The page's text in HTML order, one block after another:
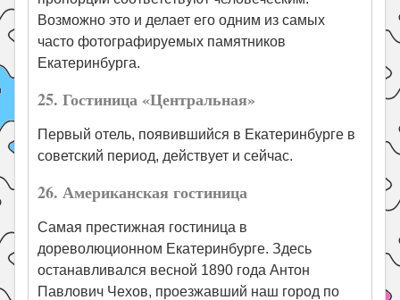
Возможно это и делает его одним из самых
часто фотографируемых памятников
Екатеринбурга.
25. Гостиница «Центральная»
Первый отель, появившийся в Екатеринбурге в
советский период, действует и сейчас.
26. Американская гостиница
Самая престижная гостиница в
дореволюционном Екатеринбурге. Здесь
останавливался весной 1890 года Антон
Павлович Чехов, проезжавший наш город по